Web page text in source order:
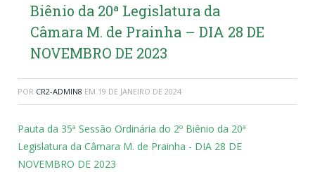
Biênio da 20ª Legislatura da
Câmara M. de Prainha – DIA 28 DE
NOVEMBRO DE 2023
POR CR2-ADMIN8 EM 19 DE JANEIRO DE 2024
Pauta da 35ª Sessão Ordinária do 2º Biênio da 20ª
Legislatura da Câmara M. de Prainha - DIA 28 DE
NOVEMBRO DE 2023